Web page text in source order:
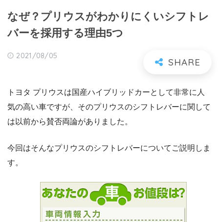
なぜ？プリウスがわかりにくいシフトレ
バーを採用する理由5つ
2021/08/05
トヨタ プリウスは国産ハイブリッドカーとして非常に人
気の高い車ですが、そのプリウスのシフトレバーに関して
は以前から賛否両論がありました。
今回はそんなプリウスのシフトレバーについてご説明しま
す。